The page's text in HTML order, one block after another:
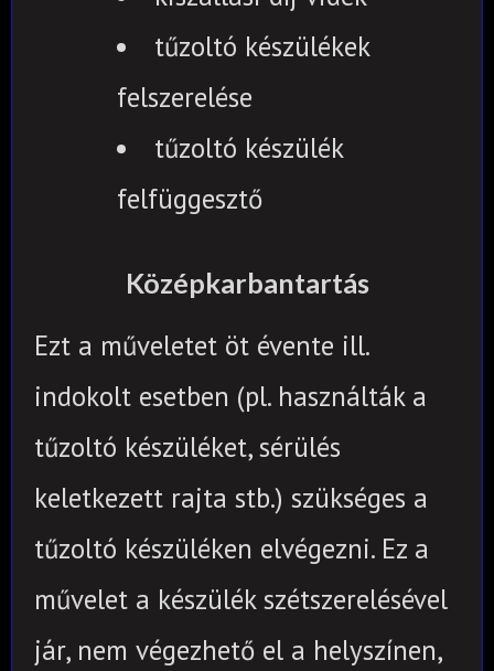
tűzoltó készülékek
felszerelése
tűzoltó készülék
felfüggesztő
Középkarbantartás
Ezt a műveletet öt évente ill.
indokolt esetben (pl. használták a
tűzoltó készüléket, sérülés
keletkezett rajta stb.) szükséges a
tűzoltó készüléken elvégezni.Ez a
művelet a készülék szétszerelésével
jár, nem végezhető el a helyszínen,